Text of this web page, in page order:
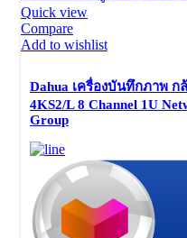
Quick view
Compare
Add to wishlist
Dahua เครื่องบันทึกภาพ ก
4KS2/L 8 Channel 1U
Group